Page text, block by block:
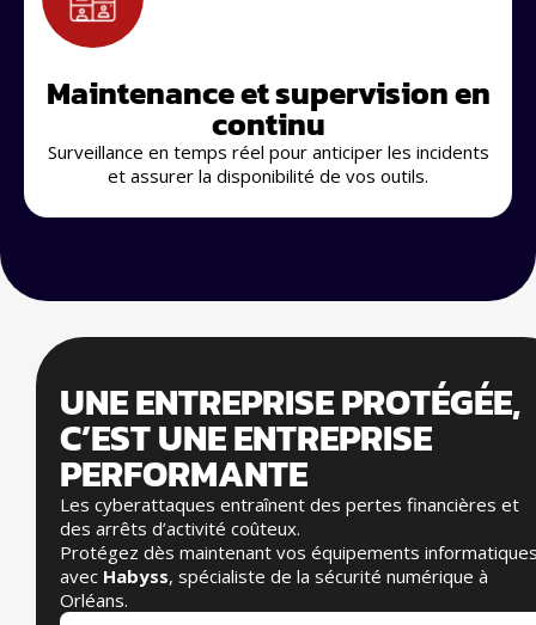
Maintenance et supervision en
continu
Surveillance en temps réel pour anticiper les incidents
et assurer la disponibilité de vos outils.
UNE ENTREPRISE PROTÉGÉE,
C’EST UNE ENTREPRISE
PERFORMANTE
Les cyberattaques entraînent des pertes financières et
des arrêts d’activité coûteux.
Protégez dès maintenant vos équipements
avec Habyss, spécialiste de la sécurité numérique à
Orléans.